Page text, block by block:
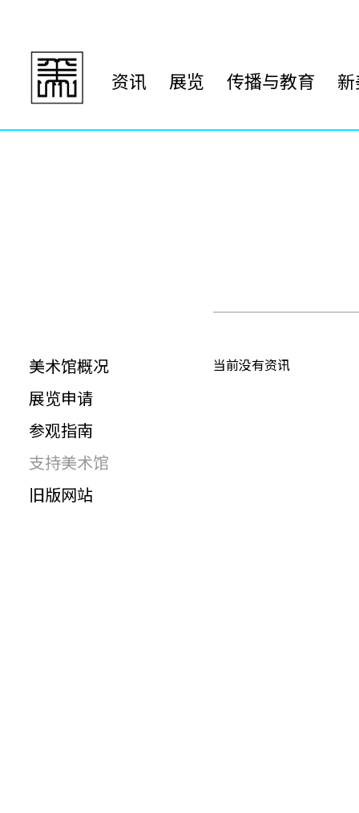
资讯 展览 传播与教育
美术馆概况
展览申请
参观指南
支持美术馆
旧版网站
当前没有资讯